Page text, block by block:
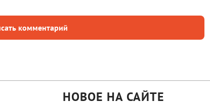
комментарий
НОВОЕ НА САЙТЕ